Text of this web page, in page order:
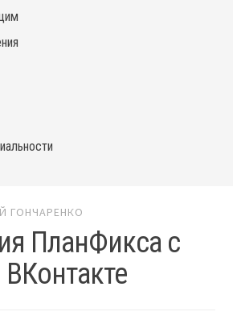
ГОНЧАРЕНКО
ПланФикса с